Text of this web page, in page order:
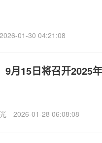
2026-01-30 04:21:08
9月15日将召开2025
2026-01-28 06:08:08